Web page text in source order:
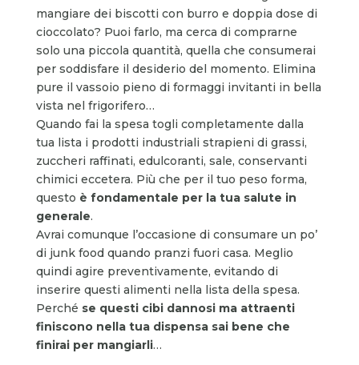
mangiare dei biscotti con burro e doppia dose di
cioccolato? Puoi farlo, ma cerca di comprarne
solo una piccola quantità, quella che consumerai
per soddisfare il desiderio del momento. Elimina
pure il vassoio pieno di formaggi invitanti in bella
vista nel frigorifero…
Quando fai la spesa togli completamente dalla
tua lista i prodotti industriali strapieni di grassi,
zuccheri raffinati, edulcoranti, sale, conservanti
chimici eccetera. Più che per il tuo peso forma,
questo è fondamentale per la tua salute in
generale.
Avrai comunque l’occasione di consumare un po’
di junk food quando pranzi fuori casa. Meglio
quindi agire preventivamente, evitando di
inserire questi alimenti nella lista della spesa.
Perché se questi cibi dannosi ma attraenti
finiscono nella tua dispensa sai bene che
finirai per mangiarli…